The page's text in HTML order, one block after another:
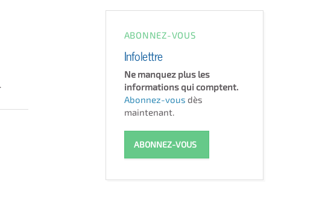
ABONNEZ-VOUS
Infolettre
Ne manquez plus les
informations qui comptent.
Abonnez-vous dès
maintenant.
ABONNEZ-VOUS